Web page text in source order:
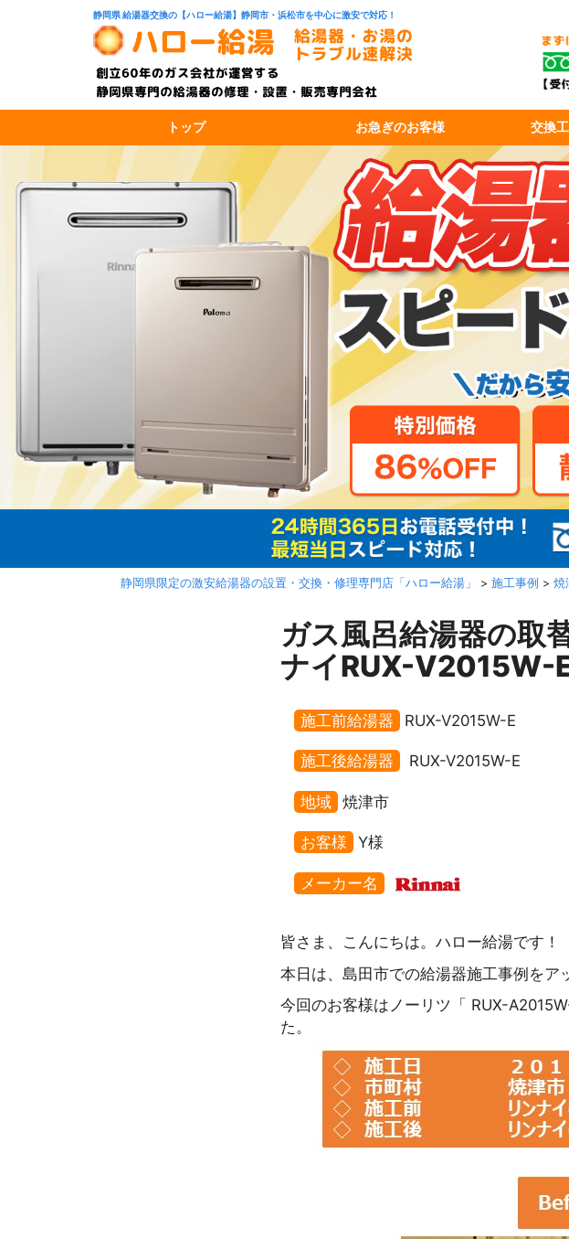
静岡県 給湯器交換の【ハロー給湯】静岡市・浜松市を中心に激安で対応！
トップ お急ぎのお客様 交換
静岡県限定の激安給湯器の設置・交換・修理専門店「ハロー給湯」 > 施工事例 > 焼
ガス風呂給湯器の
ナイRUX-V2015W-
施工前給湯器 RUX-V2015W-E
施工後給湯器 RUX-V2015W-E
地域 焼津市
お客様 Y様
メーカー名
皆さま、こんにちは。ハロー給湯です！
本日は、島田市での給湯器施工事例をア
今回のお客様はノーリツ「 RUX-
た。